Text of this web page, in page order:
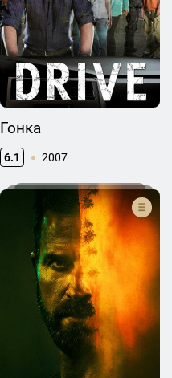
Гонка
6.1 2007